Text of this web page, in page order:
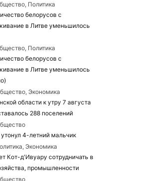
Политика
белорусов с
в Литве уменьшилось
Политика
белорусов с
в Литве уменьшилось
Экономика
области к утру 7 августа
288 поселений
4-летний мальчик
Экономика
Кот-д'Ивуару сотрудничать в
промышленности